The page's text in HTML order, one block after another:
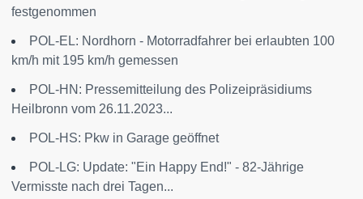
festgenommen
POL-EL: Nordhorn - Motorradfahrer bei erlaubten 100
km/h mit 195 km/h gemessen
POL-HN: Pressemitteilung des Polizeipräsidiums
Heilbronn vom 26.11.2023...
POL-HS: Pkw in Garage geöffnet
POL-LG: Update: "Ein Happy End!" - 82-Jährige
Vermisste nach drei Tagen...